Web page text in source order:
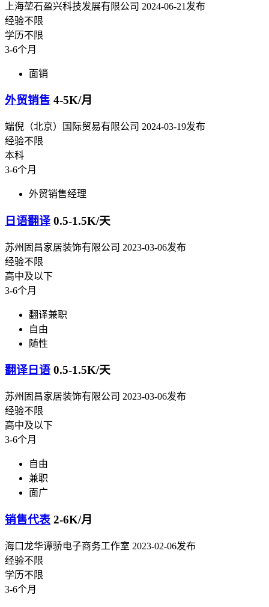
上海堃石盈兴科技发展有限公司 2024-06-21发布
经验不限
学历不限
3-6个月
面销
外贸销售 4-5K/月
端倪（北京）国际贸易有限公司 2024-03-19发布
经验不限
本科
3-6个月
外贸销售经理
日语翻译 0.5-1.5K/天
苏州固昌家居装饰有限公司 2023-03-06发布
经验不限
高中及以下
3-6个月
翻译兼职
自由
随性
翻译日语 0.5-1.5K/天
苏州固昌家居装饰有限公司 2023-03-06发布
经验不限
高中及以下
3-6个月
自由
兼职
面广
销售代表 2-6K/月
海口龙华谭骄电子商务工作室 2023-02-06发布
经验不限
学历不限
3-6个月